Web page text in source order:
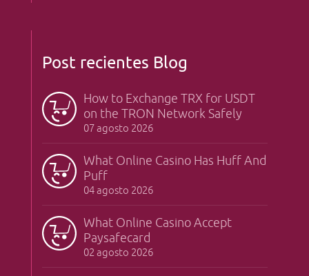
Post recientes Blog
How to Exchange TRX for USDT
on the TRON Network Safely
07 agosto 2026
What Online Casino Has Huff And
Puff
04 agosto 2026
What Online Casino Accept
Paysafecard
02 agosto 2026